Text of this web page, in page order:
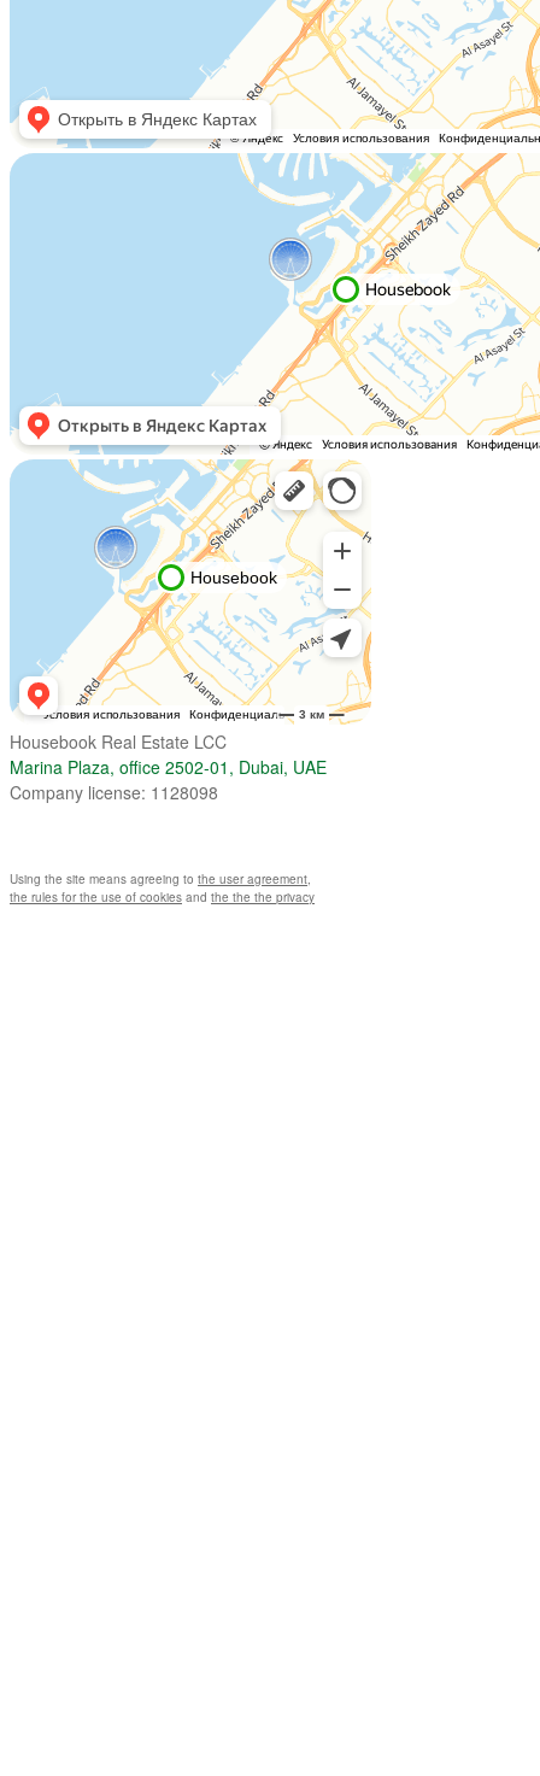
Housebook Real Estate LCC
Marina Plaza, office 2502-01, Dubai, UAE
Company license: 1128098
Using the site means agreeing to the user agreement,
the rules for the use of cookies and the the the privacy